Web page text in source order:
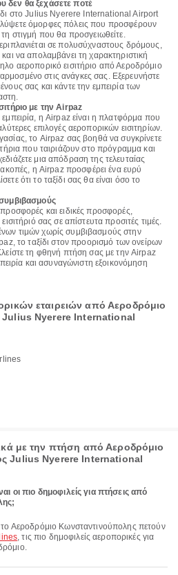
δεν θα ξεχάσετε ποτέ
στο Julius Nyerere International Airport
όμορφες πόλεις που προσφέρουν
στιγμή που θα προσγειωθείτε.
σε πολυσύχναστους δρόμους,
να απολαμβάνει τη χαρακτηριστική
αεροπορικό εισιτήριο από Αεροδρόμιο
στις ανάγκες σας. Εξερευνήστε
σας και κάντε την εμπειρία των
με την Airpaz
εμπειρία, η Airpaz είναι η πλατφόρμα που
επιλογές αεροπορικών εισιτηρίων.
το Airpaz σας βοηθά να συγκρίνετε
που ταιριάζουν στο πρόγραμμα και
μια απόδραση της τελευταίας
η Airpaz προσφέρει ένα ευρύ
ότι το ταξίδι σας θα είναι όσο το
συμβιβασμούς
και ειδικές προσφορές,
σας σε απίστευτα προσιτές τιμές.
τιμών χωρίς συμβιβασμούς στην
το ταξίδι στον προορισμό των ονείρων
τη φθηνή πτήση σας με την Airpaz
και ασυναγώνιστη εξοικονόμηση
εταιρειών από Αεροδρόμιο
Nyerere International
με την πτήση από Αεροδρόμιο
Julius Nyerere International
οι πιο δημοφιλείς για πτήσεις από
, τις πιο δημοφιλείς αεροπορικές για